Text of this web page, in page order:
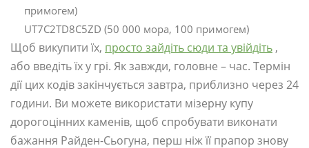
примогем)
UT7C2TD8C5ZD (50 000 мора, 100 примогем)
Щоб викупити їх, просто зайдіть сюди та увійдіть ,
або введіть їх у грі. Як завжди, головне – час. Термін
дії цих кодів закінчується завтра, приблизно через 24
години. Ви можете використати мізерну купу
дорогоцінних каменів, щоб спробувати виконати
бажання Райден-Сьогуна, перш ніж її прапор знову